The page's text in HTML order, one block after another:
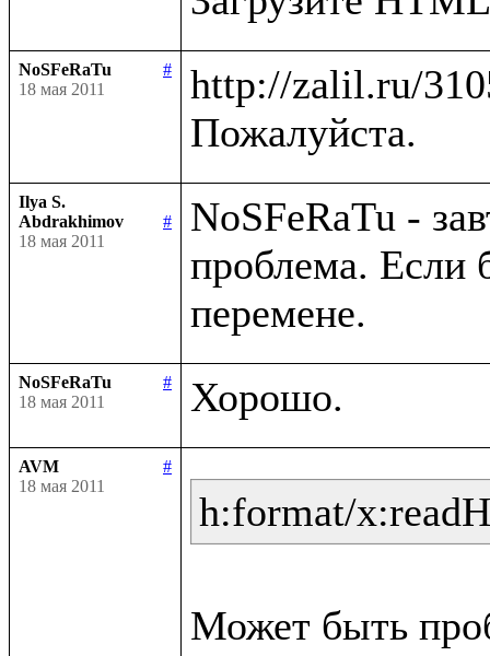
NoSFeRaTu
#
18 мая 2011
http://zalil.ru/
Ilya S.
Abdrakhimov
#
18 мая 2011
NoSFeRaTu -
проблема. Если
NoSFeRaTu
#
18 мая 2011
AVM
#
18 мая 2011
h:format/
Может быть